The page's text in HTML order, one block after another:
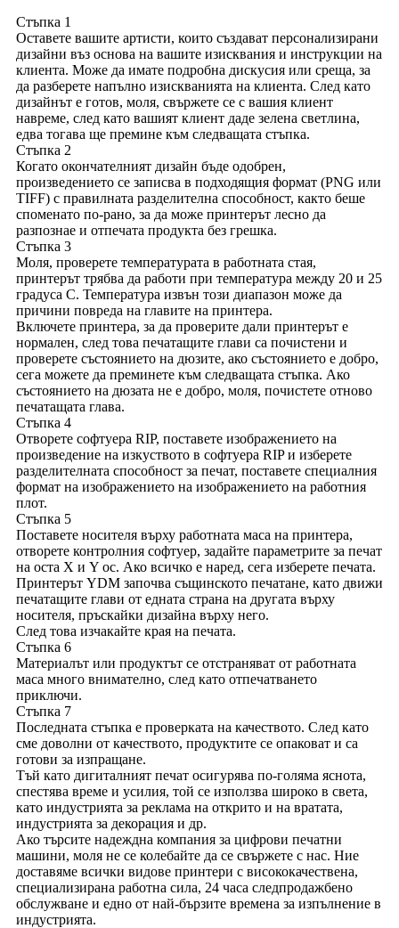
Стъпка 1
Оставете вашите артисти, които създават персонализирани
дизайни въз основа на вашите изисквания и инструкции на
клиента. Може да имате подробна дискусия или среща, за
да разберете напълно изискванията на клиента. След като
дизайнът е готов, моля, свържете се с вашия клиент
навреме, след като вашият клиент даде зелена светлина,
едва тогава ще премине към следващата стъпка.
Стъпка 2
Когато окончателният дизайн бъде одобрен,
произведението се записва в подходящия формат (PNG или
TIFF) с правилната разделителна способност, както беше
споменато по-рано, за да може принтерът лесно да
разпознае и отпечата продукта без грешка.
Стъпка 3
Моля, проверете температурата в работната стая,
принтерът трябва да работи при температура между 20 и 25
градуса C. Температура извън този диапазон може да
причини повреда на главите на принтера.
Включете принтера, за да проверите дали принтерът е
нормален, след това печатащите глави са почистени и
проверете състоянието на дюзите, ако състоянието е добро,
сега можете да преминете към следващата стъпка. Ако
състоянието на дюзата не е добро, моля, почистете отново
печатащата глава.
Стъпка 4
Отворете софтуера RIP, поставете изображението на
произведение на изкуството в софтуера RIP и изберете
разделителната способност за печат, поставете специалния
формат на изображението на изображението на работния
плот.
Стъпка 5
Поставете носителя върху работната маса на принтера,
отворете контролния софтуер, задайте параметрите за печат
на оста X и Y ос. Ако всичко е наред, сега изберете печата.
Принтерът YDM започва същинското печатане, като движи
печатащите глави от едната страна на другата върху
носителя, пръскайки дизайна върху него.
След това изчакайте края на печата.
Стъпка 6
Материалът или продуктът се отстраняват от работната
маса много внимателно, след като отпечатването
приключи.
Стъпка 7
Последната стъпка е проверката на качеството. След като
сме доволни от качеството, продуктите се опаковат и са
готови за изпращане.
Тъй като дигиталният печат осигурява по-голяма яснота,
спестява време и усилия, той се използва широко в света,
като индустрията за реклама на открито и на вратата,
индустрията за декорация и др.
Ако търсите надеждна компания за цифрови печатни
машини, моля не се колебайте да се свържете с нас. Ние
доставяме всички видове принтери с висококачествена,
специализирана работна сила, 24 часа следпродажбено
обслужване и едно от най-бързите времена за изпълнение в
индустрията.